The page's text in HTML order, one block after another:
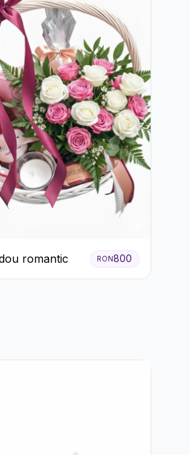
romantic RON800